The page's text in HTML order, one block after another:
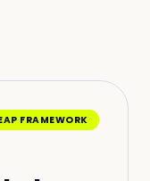
FRAMEWORK